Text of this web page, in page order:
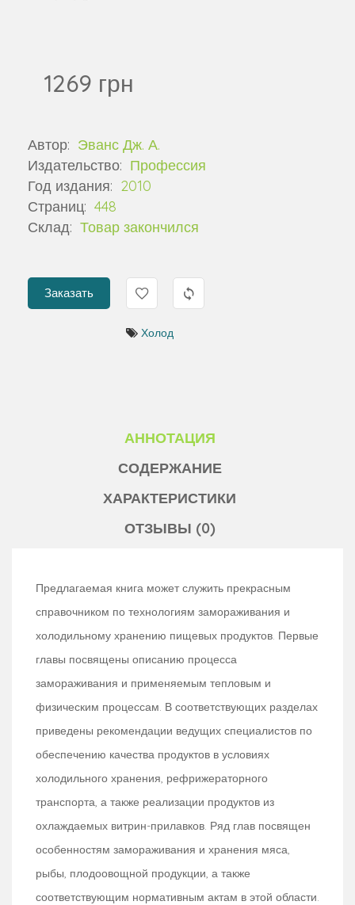
1269 грн
Автор: Эванс Дж. А.
Издательство: Профессия
Год издания: 2010
Страниц: 448
Склад: Товар закончился
Заказать
Холод
АННОТАЦИЯ
СОДЕРЖАНИЕ
ХАРАКТЕРИСТИКИ
ОТЗЫВЫ (0)
Предлагаемая книга может служить прекрасным
справочником по технологиям замораживания и
холодильному хранению пищевых продуктов. Первые
главы посвящены описанию процесса
замораживания и применяемым тепловым и
физическим процессам. В соответствующих разделах
приведены рекомендации ведущих специалистов по
обеспечению качества продуктов в условиях
холодильного хранения, рефрижераторного
транспорта, а также реализации продуктов из
охлаждаемых витрин-прилавков. Ряд глав посвящен
особенностям замораживания и хранения мяса,
рыбы, плодоовощной продукции, а также
соответствующим нормативным актам в этой области.